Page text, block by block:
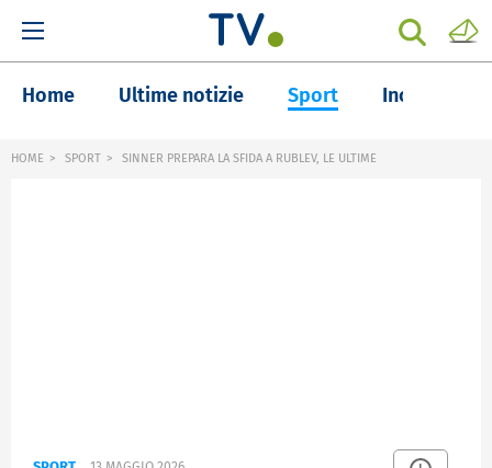
Home Ultime notizie Sport Inchieste
HOME SPORT SINNER PREPARA LA SFIDA A RUBLEV, LE ULTIME